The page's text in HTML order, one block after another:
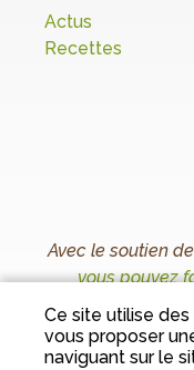
Actus
Recettes
Avec le soutien
vous pouvez
Conditions
Ce site utilise
vous proposer
naviguant sur le